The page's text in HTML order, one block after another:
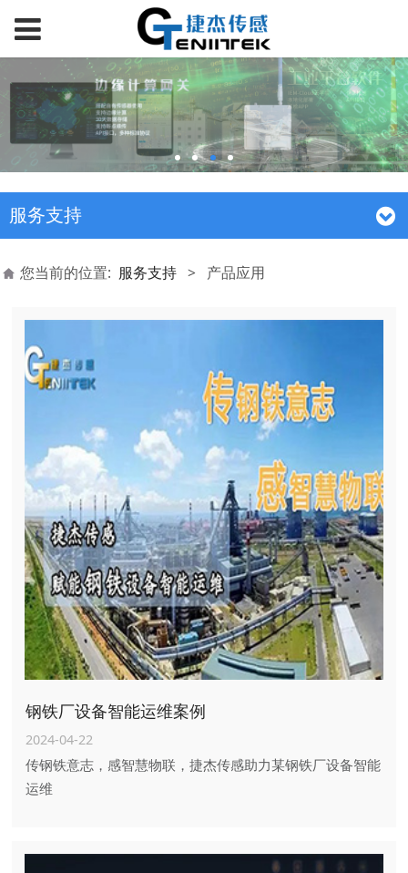
服务支持
您当前的位置: 服务支持 > 产品应用
钢铁厂设备智能运维案例
2024-04-22
传钢铁意志，感智慧物联，捷杰传感助力某钢铁厂设备智能
运维